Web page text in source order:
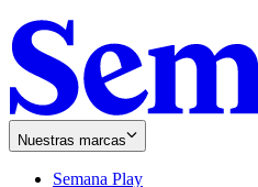
Nuestras marcas
Semana Play